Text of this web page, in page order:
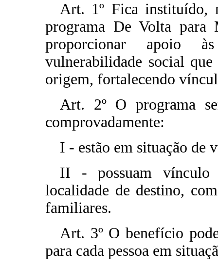
Art. 1º Fica instituído,
programa De Volta
proporcionar apoio
vulnerabilidade social
origem, fortalecendo
Art. 2º O programa
comprovadamente:
I - estão em situação de
II - possuam vínculo
localidade de destino,
familiares.
Art. 3º O benefício
para cada pessoa em